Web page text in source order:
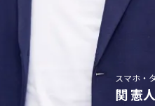
スマホ・
関 憲人